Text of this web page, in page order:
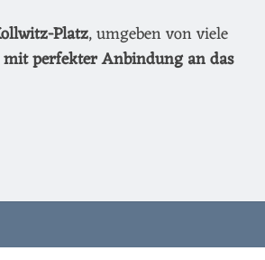
Platz, umgeben von viele
mit perfekter Anbindung an das